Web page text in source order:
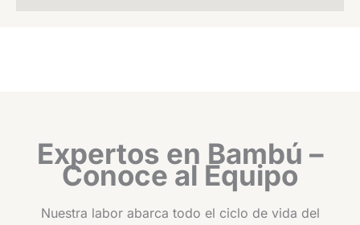
Expertos en Bambú –
Conoce al Equipo
Nuestra labor abarca todo el ciclo de vida del